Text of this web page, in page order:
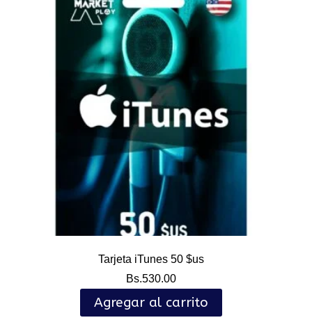
Tarjeta iTunes 50 $us
Bs.530.00
Agregar al carrito